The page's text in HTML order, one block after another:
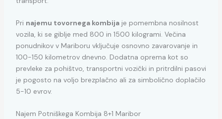
Pri najemu tovornega kombijaje pomembna nosilnost
vozila, ki se giblje med 800 in 1500 kilogrami. Večina
ponudnikov v Mariboru vključuje osnovno zavarovanje in
100-150 kilometrov dnevno. Dodatna oprema kot so
prevleke za pohištvo, transportni vozički in pritrdilni pasovi
je pogosto na voljo brezplačno ali za simbolično doplačilo
5-10 evrov.
Najem Potniškega Kombija 8+1 Maribor